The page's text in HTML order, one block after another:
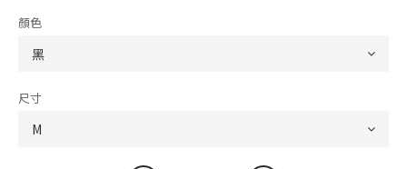
顏色
尺寸